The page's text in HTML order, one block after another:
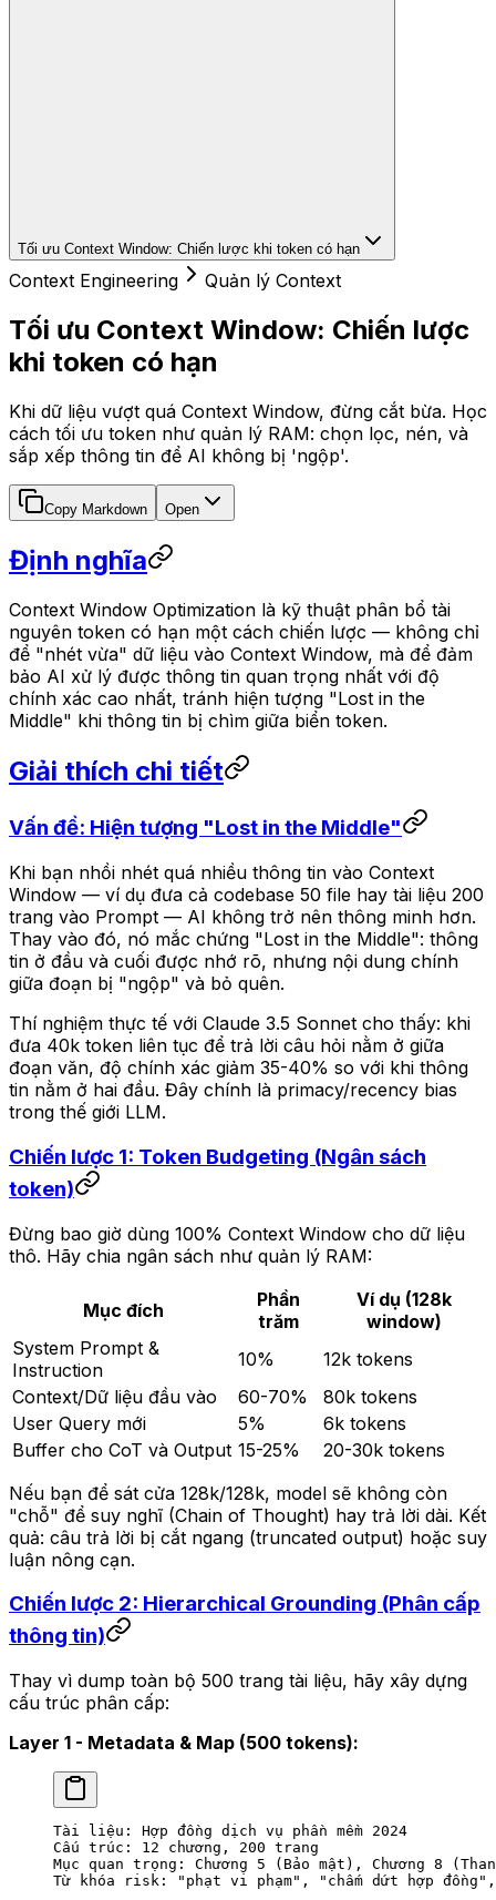
Tối ưu Context Window: Chiến lược khi token có hạn
Context Engineering Quản lý Context
Tối ưu Context Window: Chiến lược
khi token có hạn
Khi dữ liệu vượt quá Context Window, đừng cắt bừa. Học
cách tối ưu token như quản lý RAM: chọn lọc, nén, và
sắp xếp thông tin để AI không bị 'ngộp'.
Copy Markdown Open
Định nghĩa
Context Window Optimization là kỹ thuật phân bổ tài
nguyên token có hạn một cách chiến lược — không chỉ
để "nhét vừa" dữ liệu vào Context Window, mà để đảm
bảo AI xử lý được thông tin quan trọng nhất với độ
chính xác cao nhất, tránh hiện tượng "Lost in the
Middle" khi thông tin bị chìm giữa biển token.
Giải thích chi tiết
Vấn đề: Hiện tượng "Lost in the Middle"
Khi bạn nhồi nhét quá nhiều thông tin vào Context
Window — ví dụ đưa cả codebase 50 file hay tài liệu 200
trang vào Prompt — AI không trở nên thông minh hơn.
Thay vào đó, nó mắc chứng "Lost in the Middle": thông
tin ở đầu và cuối được nhớ rõ, nhưng nội dung chính
giữa đoạn bị "ngộp" và bỏ quên.
Thí nghiệm thực tế với Claude 3.5 Sonnet cho thấy: khi
đưa 40k token liên tục để trả lời câu hỏi nằm ở giữa
đoạn văn, độ chính xác giảm 35-40% so với khi thông
tin nằm ở hai đầu. Đây chính là primacy/recency bias
trong thế giới LLM.
Chiến lược 1: Token Budgeting (Ngân sách
token)
Đừng bao giờ dùng 100% Context Window cho dữ liệu
thô. Hãy chia ngân sách như quản lý RAM:
Mục đích
Phần
trăm
Ví dụ (128k
window)
System Prompt &
Instruction
10%
12k tokens
Context/Dữ liệu đầu vào
60-70%
80k tokens
User Query mới
5%
6k tokens
Buffer cho CoT và Output 15-25%
20-30k tokens
Nếu bạn để sát cửa 128k/128k, model sẽ không còn
"chỗ" để suy nghĩ (Chain of Thought) hay trả lời dài. Kết
quả: câu trả lời bị cắt ngang (truncated output) hoặc suy
luận nông cạn.
Chiến lược 2: Hierarchical Grounding (Phân cấp
thông tin)
Thay vì dump toàn bộ 500 trang tài liệu, hãy xây dựng
cấu trúc phân cấp:
Layer 1 - Metadata & Map (500 tokens):
Tài liệu: Hợp đồng dịch vụ phần mềm 2024
Cấu trúc: 12 chương, 200 trang
Mục quan trọng: Chương 5 (Bảo mật), Chương 8
Từ khóa risk: "phạt vi phạm", "chấm dứt hợp